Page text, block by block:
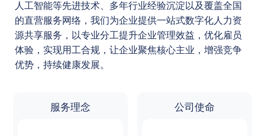
人工智能等先进技术、多年行业经验沉淀以及覆盖全国
的直营服务网络，我们为企业提供一站式数字化人力资
源共享服务，以专业分工提升企业管理效益，优化雇员
体验，实现用工合规，让企业聚焦核心主业，增强竞争
优势，持续健康发展。
服务理念 公司使命